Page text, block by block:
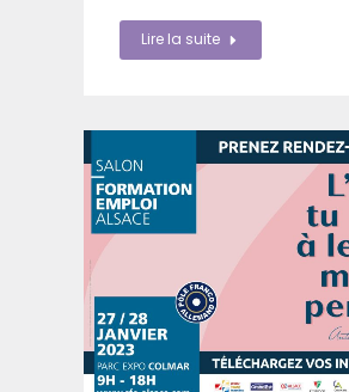
Lire la suite